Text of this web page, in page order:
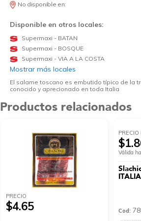
No disponible en:
Disponible en otros locales:
Supermaxi - BATAN
Supermaxi - BOSQUE
Supermaxi - VIA A LA COSTA
Mostrar más locales
El salame toscano es embutido típico de la
conocido y aprecionado en toda Italia
Productos relacionados
PRECIO
$4.65
Válida
Cod: